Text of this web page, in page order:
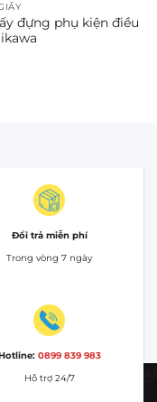
đựng phụ kiện điều
Đổi trả miễn phí
Trong vòng 7 ngày
0899 839 983
Hỗ trợ 24/7